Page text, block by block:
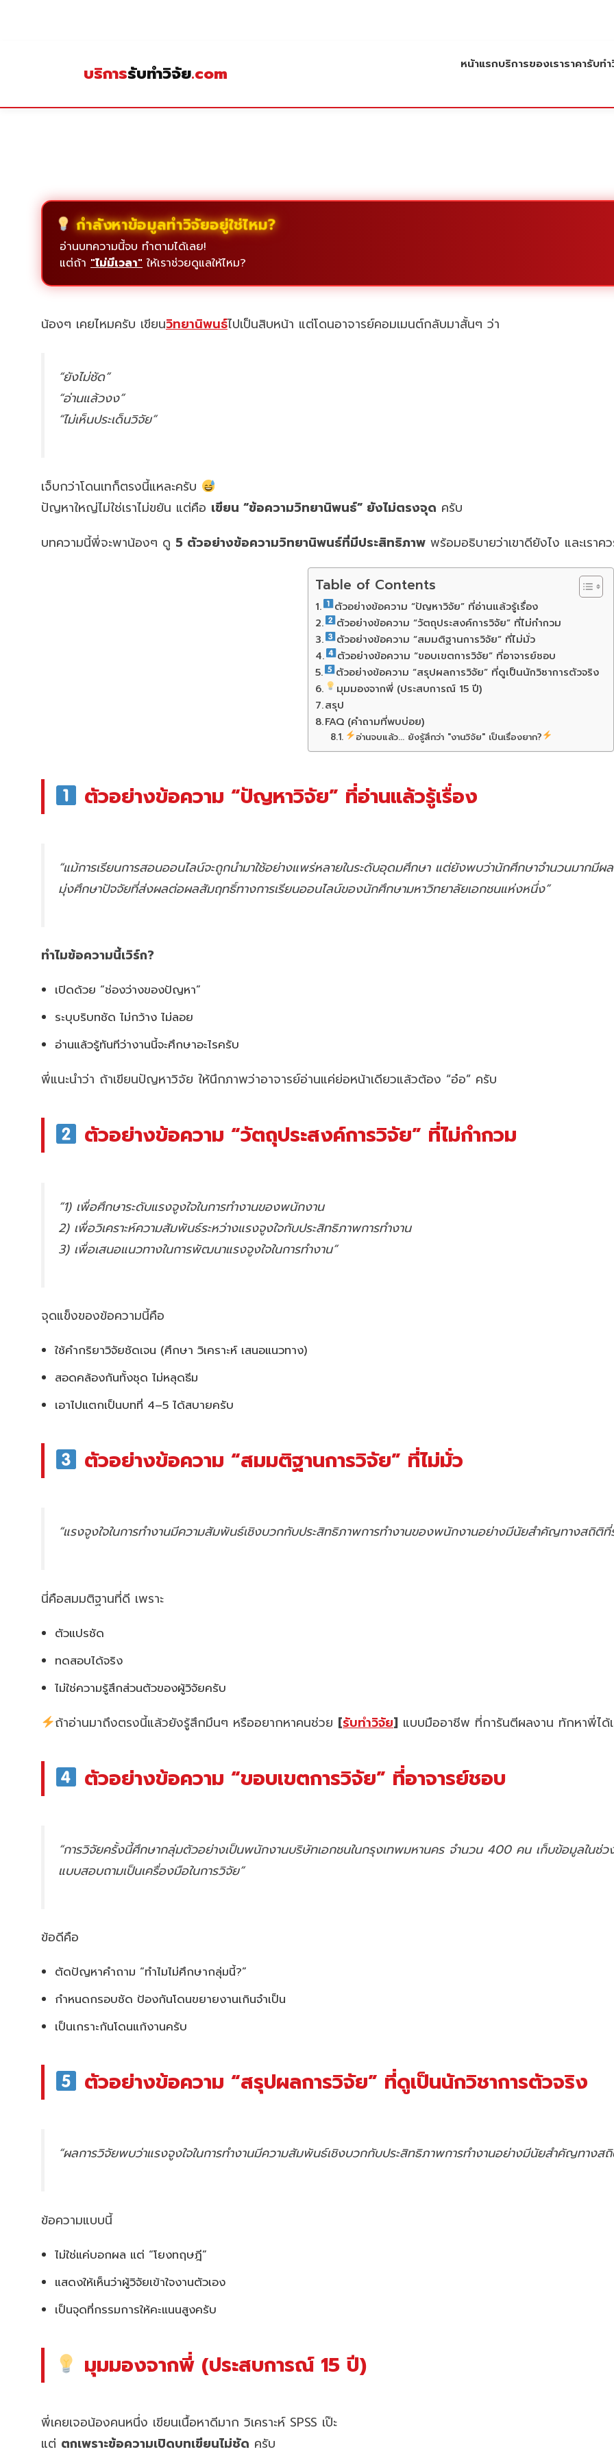
บริการรับทำวิจัย.com หน้าแรกบริการของเราราคารับท
กำลังหาข้อมูลทำวิจัยอยู่ใช่ไหม?
อ่านบทความนี้จบ ทำตามได้เลย!
แต่ถ้า "ไม่มีเวลา" ให้เราช่วยดูแลให้ไหม?
น้องๆ เคยไหมครับ เขียนวิทยานิพนธ์ไปเป็นสิบหน้า แต่โดนอาจารย์คอมเมนต์กลับมาสั้นๆ ว่า
“ยังไม่ชัด”
“อ่านแล้วงง”
“ไม่เห็นประเด็นวิจัย”
เจ็บกว่าโดนเทก็ตรงนี้แหละครับ
ปัญหาใหญ่ไม่ใช่เราไม่ขยัน แต่คือ เขียน “ข้อความวิทยานิพนธ์” ยังไม่ตรงจุด ครับ
บทความนี้พี่จะพาน้องๆ ดู 5 ตัวอย่างข้อความวิทยานิพนธ์ที่มีประสิทธิภาพ พร้อมอธิบายว่าเขาดียังไง และเรา
Table of Contents
ตัวอย่างข้อความ “ปัญหาวิจัย” ที่อ่านแล้วรู้เรื่อง
ตัวอย่างข้อความ “วัตถุประสงค์การวิจัย” ที่ไม่กำกวม
ตัวอย่างข้อความ “สมมติฐานการวิจัย” ที่ไม่มั่ว
ตัวอย่างข้อความ “ขอบเขตการวิจัย” ที่อาจารย์ชอบ
ตัวอย่างข้อความ “สรุปผลการวิจัย” ที่ดูเป็นนักวิชาการตัวจริง
มุมมองจากพี่ (ประสบการณ์ 15 ปี)
สรุป
FAQ (คำถามที่พบบ่อย)
อ่านจบแล้ว... ยังรู้สึกว่า "งานวิจัย" เป็นเรื่องยาก?
ตัวอย่างข้อความ “ปัญหาวิจัย” ที่อ่านแล้วรู้เรื่อง
“แม้การเรียนการสอนออนไลน์จะถูกนำมาใช้อย่างแพร่หลายในระดับอุดมศึกษา แต่ยังพบว่านักศึกษาจำนวนมากมี
มุ่งศึกษาปัจจัยที่ส่งผลต่อผลสัมฤทธิ์ทางการเรียนออนไลน์ของนักศึกษามหาวิทยาลัยเอกชนแห่งหนึ่ง”
ทำไมข้อความนี้เวิร์ก?
เปิดด้วย “ช่องว่างของปัญหา”
ระบุบริบทชัด ไม่กว้าง ไม่ลอย
อ่านแล้วรู้ทันทีว่างานนี้จะศึกษาอะไรครับ
พี่แนะนำว่า ถ้าเขียนปัญหาวิจัย ให้นึกภาพว่าอาจารย์อ่านแค่ย่อหน้าเดียวแล้วต้อง “อ๋อ” ครับ
ตัวอย่างข้อความ “วัตถุประสงค์การวิจัย” ที่ไม่กำกวม
“1) เพื่อศึกษาระดับแรงจูงใจในการทำงานของพนักงาน
2) เพื่อวิเคราะห์ความสัมพันธ์ระหว่างแรงจูงใจกับประสิทธิภาพการทำงาน
3) เพื่อเสนอแนวทางในการพัฒนาแรงจูงใจในการทำงาน”
จุดแข็งของข้อความนี้คือ
ใช้คำกริยาวิจัยชัดเจน (ศึกษา วิเคราะห์ เสนอแนวทาง)
สอดคล้องกันทั้งชุด ไม่หลุดธีม
เอาไปแตกเป็นบทที่ 4–5 ได้สบายครับ
ตัวอย่างข้อความ “สมมติฐานการวิจัย” ที่ไม่มั่ว
“แรงจูงใจในการทำงานมีความสัมพันธ์เชิงบวกกับประสิทธิภาพการทำงานของพนักงานอย่างมีนัยสำคัญทางสถิติที่
นี่คือสมมติฐานที่ดี เพราะ
ตัวแปรชัด
ทดสอบได้จริง
ไม่ใช่ความรู้สึกส่วนตัวของผู้วิจัยครับ
ถ้าอ่านมาถึงตรงนี้แล้วยังรู้สึกมึนๆ หรืออยากหาคนช่วย [รับทำวิจัย] แบบมืออาชีพ ที่การันตีผลงาน ทักหาพี่ได้
ตัวอย่างข้อความ “ขอบเขตการวิจัย” ที่อาจารย์ชอบ
“การวิจัยครั้งนี้ศึกษากลุ่มตัวอย่างเป็นพนักงานบริษัทเอกชนในกรุงเทพมหานคร จำนวน 400 คน เก็บข้อมูลในช่
แบบสอบถามเป็นเครื่องมือในการวิจัย”
ข้อดีคือ
ตัดปัญหาคำถาม “ทำไมไม่ศึกษากลุ่มนี้?”
กำหนดกรอบชัด ป้องกันโดนขยายงานเกินจำเป็น
เป็นเกราะกันโดนแก้งานครับ
ตัวอย่างข้อความ “สรุปผลการวิจัย” ที่ดูเป็นนักวิชาการตัวจริง
“ผลการวิจัยพบว่าแรงจูงใจในการทำงานมีความสัมพันธ์เชิงบวกกับประสิทธิภาพการทำงานอย่างมีนัยสำคัญทาง
ข้อความแบบนี้
ไม่ใช่แค่บอกผล แต่ “โยงทฤษฎี”
แสดงให้เห็นว่าผู้วิจัยเข้าใจงานตัวเอง
เป็นจุดที่กรรมการให้คะแนนสูงครับ
มุมมองจากพี่ (ประสบการณ์ 15 ปี)
พี่เคยเจอน้องคนหนึ่ง เขียนเนื้อหาดีมาก วิเคราะห์ SPSS เป๊ะ
แต่ ตกเพราะข้อความเปิดบทเขียนไม่ชัด ครับ